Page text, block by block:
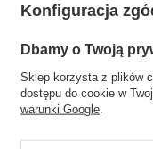
Typ pamięci RAM
Konfiguracja
Dbamy o Twoją
Sklep korzysta z plików
dostępu do cookie w
warunki Google